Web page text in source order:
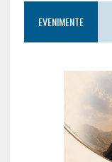
EVENIMENTE